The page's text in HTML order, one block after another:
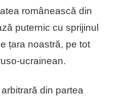
românească din
puternic cu sprijinul
țara noastră, pe tot
ucrainean.
din partea